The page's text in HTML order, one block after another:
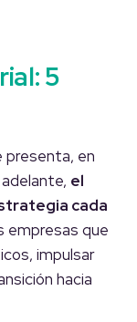
5
presenta, en
el
cada
empresas que
impulsar
hacia